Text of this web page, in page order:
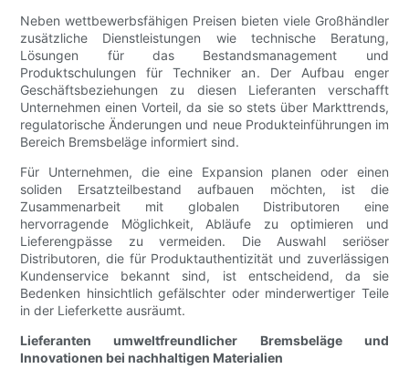
Neben wettbewerbsfähigen Preisen bieten viele Großhändler
zusätzliche Dienstleistungen wie technische Beratung,
Lösungen für das Bestandsmanagement und
Produktschulungen für Techniker an. Der Aufbau enger
Geschäftsbeziehungen zu diesen Lieferanten verschafft
Unternehmen einen Vorteil, da sie so stets über Markttrends,
regulatorische Änderungen und neue Produkteinführungen im
Bereich Bremsbeläge informiert sind.
Für Unternehmen, die eine Expansion planen oder einen
soliden Ersatzteilbestand aufbauen möchten, ist die
Zusammenarbeit mit globalen Distributoren eine
hervorragende Möglichkeit, Abläufe zu optimieren und
Lieferengpässe zu vermeiden. Die Auswahl seriöser
Distributoren, die für Produktauthentizität und zuverlässigen
Kundenservice bekannt sind, ist entscheidend, da sie
Bedenken hinsichtlich gefälschter oder minderwertiger Teile
in der Lieferkette ausräumt.
Lieferanten umweltfreundlicher Bremsbeläge und
Innovationen bei nachhaltigen Materialien